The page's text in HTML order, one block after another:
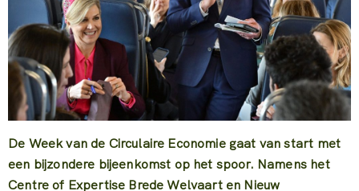
De Week van de Circulaire Economie gaat van start met
een bijzondere bijeenkomst op het spoor. Namens het
Centre of Expertise Brede Welvaart en Nieuw